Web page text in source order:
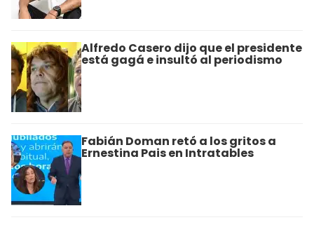
Alfredo Casero dijo que el presidente
está gagá e insultó al periodismo
Fabián Doman retó a los gritos a
Ernestina Pais en Intratables